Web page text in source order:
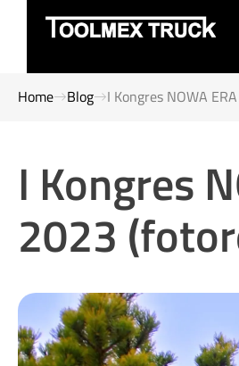
Home Blog I Kongres NOWA
I Kongres
2023